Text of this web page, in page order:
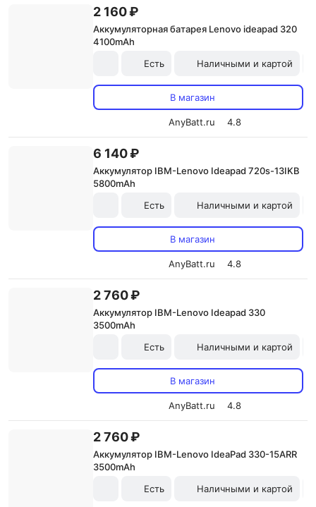
2 160 ₽
Аккумуляторная батарея Lenovo ideapad 320
4100mAh
Есть
Наличными и картой
В магазин
AnyBatt.ru 4.8
6 140 ₽
Аккумулятор IBM-Lenovo Ideapad 720s-13IKB
5800mAh
Есть
Наличными и картой
В магазин
AnyBatt.ru 4.8
2 760 ₽
Аккумулятор IBM-Lenovo Ideapad 330
3500mAh
Есть
Наличными и картой
В магазин
AnyBatt.ru 4.8
2 760 ₽
Аккумулятор IBM-Lenovo IdeaPad 330-15ARR
3500mAh
Есть
Наличными и картой